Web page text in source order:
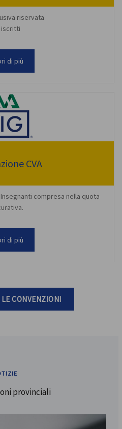
riservata
iscritti
di più
CVA
compresa nella quota
di più
CONVENZIONI
provinciali